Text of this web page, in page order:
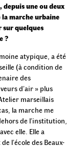
depuis une ou deux
la marche urbaine
quelques
?
atypique, a été
(à condition de
des
d’air » plus
marseillais
la marche me
de l’institution,
elle. Elle a
l’école des Beaux-